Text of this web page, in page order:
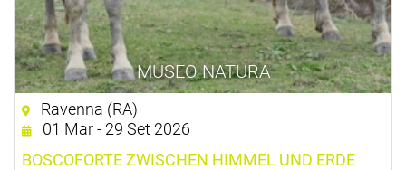
MUSEO NATURA
Ravenna (RA)
01 Mar - 29 Set 2026
BOSCOFORTE ZWISCHEN HIMMEL UND ERDE